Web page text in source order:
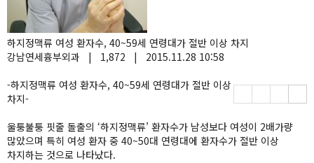
하지정맥류 여성 환자수, 40~59세 연령대가 절반 이상 차지
강남연세흉부외과
| 1,872 |
2015.11.28 10:58
-하지정맥류 여성 환자수, 40~59세 연령대가 절반 이상
차지-
울퉁불퉁 핏줄 돌출의 ‘하지정맥류’ 환자수가 남성보다 여성이 2배가량
많았으며 특히 여성 환자 중 40~50대 연령대에 환자수가 절반 이상
차지하는 것으로 나타났다.